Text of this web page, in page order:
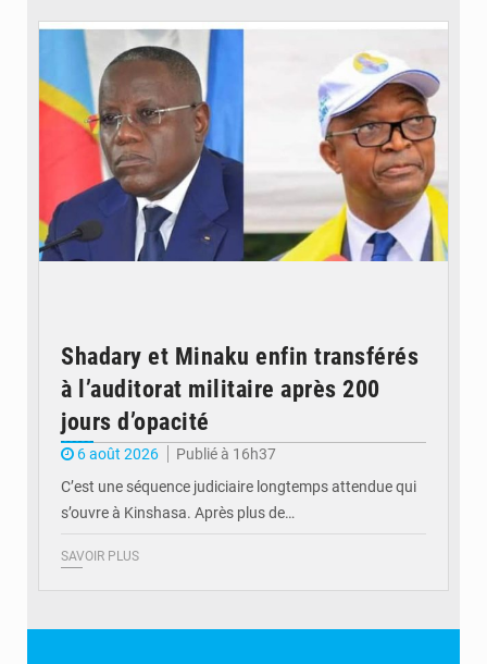
Shadary et Minaku enfin transférés
à l’auditorat militaire après 200
jours d’opacité
6 août 2026
Publié à 16h37
C’est une séquence judiciaire longtemps attendue qui
s’ouvre à Kinshasa. Après plus de…
SAVOIR PLUS